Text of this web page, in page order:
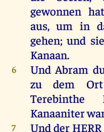
gewonnen
aus,um in
gehen;und sie
Kanaan.
6 Und Abram
zu
dem Ort
Kanaaniter
7 Undder HERR